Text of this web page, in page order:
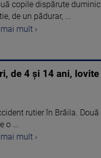
copile dispărute
de un pădurar, ...
mult ›
de 4 și 14 ani,
rutier în Brăila.
o ...
mult ›